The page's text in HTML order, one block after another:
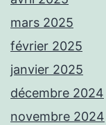
mars 2025
février 2025
janvier 2025
décembre 2024
novembre 2024